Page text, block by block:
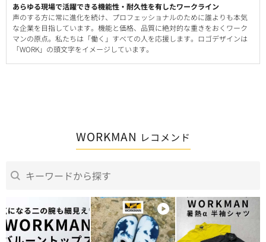
あらゆる現場で活躍できる機能性・耐久性を有したワークライン
声のする方に常に進化を続け、プロフェッショナルのために誰よりも本気
な企業を目指しています。機能と価格、品質に絶対的な重きをおくワーク
マンの原点。私たちは「働く」すべての人を応援します。ロゴデザインは
「WORK」の頭文字をイメージしています。
WORKMAN レコメンド